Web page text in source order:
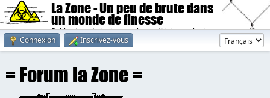
La Zone - Un peu de brute dans
un monde de finesse
Publication de textes sombres, débiles, violents.
Connexion
Inscrivez-vous